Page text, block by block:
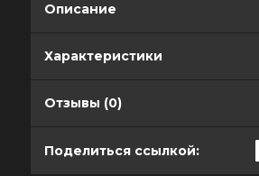
Описание
Характеристики
Отзывы (0)
Поделиться ссылкой: